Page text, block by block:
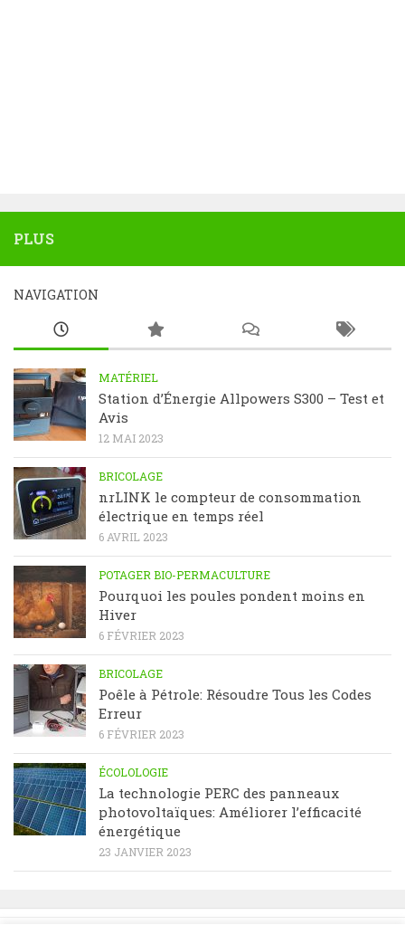
PLUS
NAVIGATION
MATÉRIEL
Station d’Énergie Allpowers S300 – Test et
Avis
12 MAI 2023
BRICOLAGE
nrLINK le compteur de consommation
électrique en temps réel
6 AVRIL 2023
POTAGER BIO-PERMACULTURE
Pourquoi les poules pondent moins en
Hiver
6 FÉVRIER 2023
BRICOLAGE
Poêle à Pétrole: Résoudre Tous les Codes
Erreur
6 FÉVRIER 2023
ÉCOLOLOGIE
La technologie PERC des panneaux
photovoltaïques: Améliorer l’efficacité
énergétique
23 JANVIER 2023